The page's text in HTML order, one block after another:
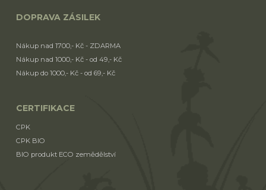
DOPRAVA ZÁSILEK
Nákup nad 1700,- Kč - ZDARMA
Nákup nad 1000,- Kč - od 49,- Kč
Nákup do 1000,- Kč - od 69,- Kč
CERTIFIKACE
CPK
CPK BIO
BIO produkt ECO zemědělství